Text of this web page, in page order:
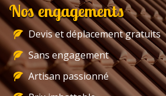
Nos engagements
Devis et déplacement gratuits
Sans engagement
Artisan passionné